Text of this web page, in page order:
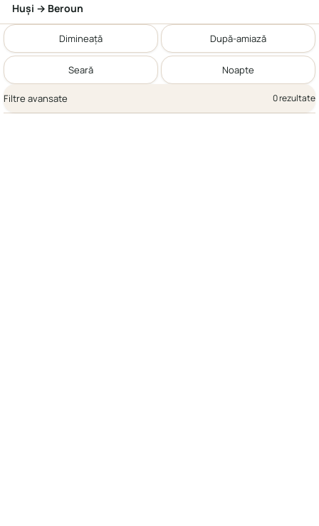
Huși → Beroun
Dimineață După-amiază
Seară Noapte
Filtre avansate 0 rezultate